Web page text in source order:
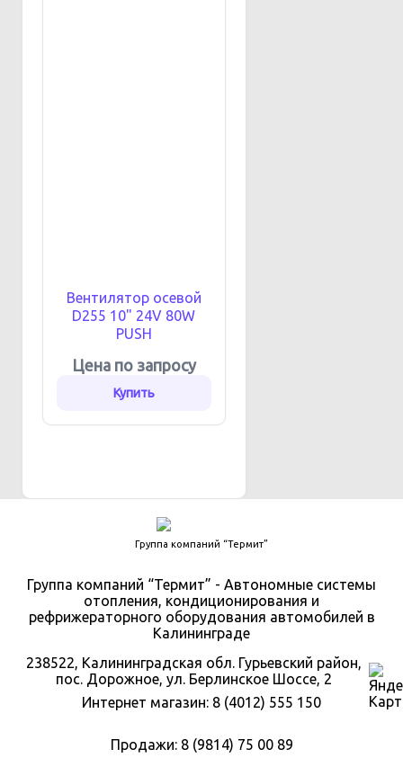
Вентилятор осевой
D255 10" 24V 80W
PUSH
Цена по запросу
Купить
Группа компаний “Термит”
Группа компаний “Термит” - Автономные системы
отопления, кондиционирования и
рефрижераторного оборудования автомобилей в
Калининграде
238522, Калининградская обл. Гурьевский район,
пос. Дорожное, ул. Берлинское Шоссе, 2
Интернет магазин: 8 (4012) 555 150
Продажи: 8 (9814) 75 00 89